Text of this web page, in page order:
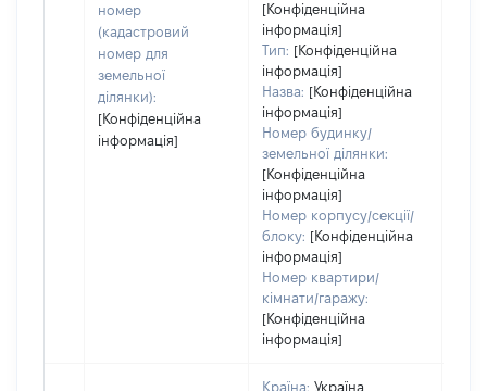
номер
(кадастровий
номер для
земельної
ділянки):
[Конфіденційна
інформація]
[Конфіденційна
інформація]
Тип: [Конфіденційна
інформація]
Назва: [Конфіденційна
інформація]
Номер будинку/
земельної ділянки:
[Конфіденційна
інформація]
Номер корпусу/секції/
блоку: [Конфіденційна
інформація]
Номер квартири/
кімнати/гаражу:
[Конфіденційна
інформація]
Країна: Україна